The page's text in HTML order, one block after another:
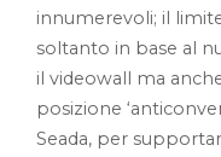
innumerevoli; il
soltanto in base al
il videowall ma
posizione
Seada, per